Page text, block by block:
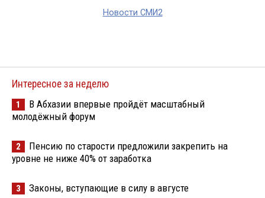
Новости СМИ2
Интересное за неделю
1
В Абхазии впервые пройдёт масштабный
молодёжный форум
2
Пенсию по старости предложили закрепить на
уровне не ниже 40% от заработка
3 Законы, вступающие в силу в августе